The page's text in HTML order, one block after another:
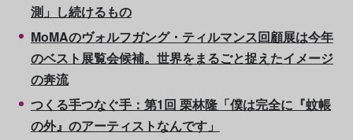
測」し続けるもの
MoMAのヴォルフガング・ティルマンス回顧展は今年
のベスト展覧会候補。世界をまるごと捉えたイメージ
の奔流
つくる手つなぐ手：第1回 栗林隆「僕は完全に『蚊帳
の外』のアーティストなんです」